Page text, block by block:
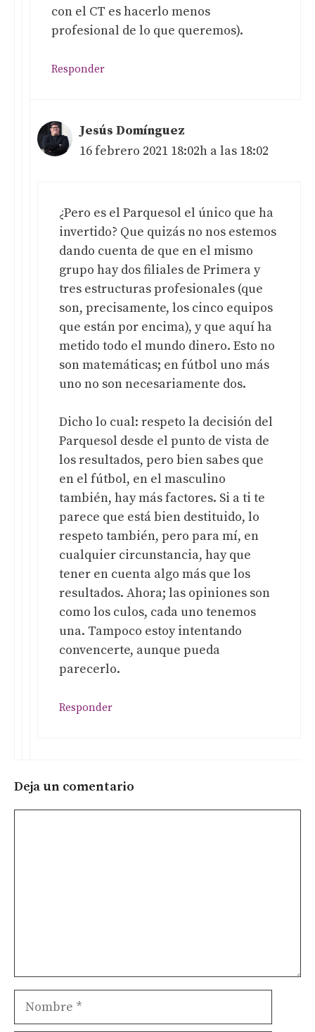
con el CT es hacerlo menos
profesional de lo que queremos).
Responder
Jesús Domínguez
16 febrero 2021 18:02h a las 18:02
¿Pero es el Parquesol el único que ha
invertido? Que quizás no nos estemos
dando cuenta de que en el mismo
grupo hay dos filiales de Primera y
tres estructuras profesionales (que
son, precisamente, los cinco equipos
que están por encima), y que aquí ha
metido todo el mundo dinero. Esto no
son matemáticas; en fútbol uno más
uno no son necesariamente dos.
Dicho lo cual: respeto la decisión del
Parquesol desde el punto de vista de
los resultados, pero bien sabes que
en el fútbol, en el masculino
también, hay más factores. Si a ti te
parece que está bien destituido, lo
respeto también, pero para mí, en
cualquier circunstancia, hay que
tener en cuenta algo más que los
resultados. Ahora; las opiniones son
como los culos, cada uno tenemos
una. Tampoco estoy intentando
convencerte, aunque pueda
parecerlo.
Responder
Deja un comentario
Nombre